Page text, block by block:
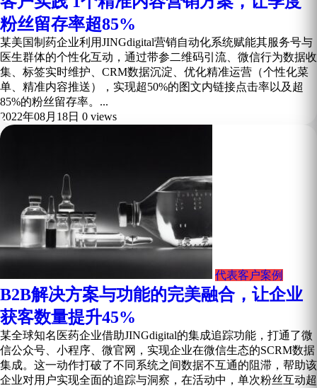
粉丝留存率超85%
某美国制药企业利用JINGdigital营销自动化系统赋能其服务号与
医生群体的个性化互动，通过带参二维码引流、微信行为数据收
集、标签实时维护、CRM数据沉淀、优化精准运营（个性化菜
单、精准内容推送），实现超50%的图文内链接点击率以及超
85%的粉丝留存率。...
2022年08月18日 0 views
代表客户案例
B2B解决方案与功能的完美融合，让企业
获客数量提升45%
某全球知名医药企业借助JINGdigital的集成追踪功能，打通了微
信公众号、小程序、微官网，实现企业在微信生态的SCRM数据
集成。这一动作打破了不同系统之间数据不互通的阻滞，帮助该
企业对用户实现全面的追踪与洞察，在活动中，单次粉丝互动超